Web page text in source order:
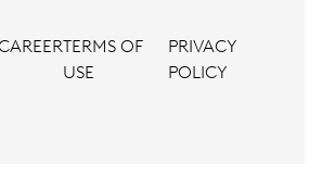
TERMS OF
USE
PRIVACY
POLICY